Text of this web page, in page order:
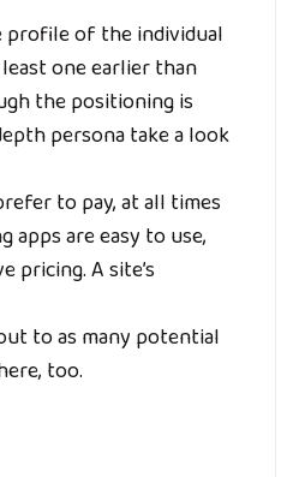
profile of the individual
one earlier than
the positioning is
persona take a look
to pay, at all times
are easy to use,
pricing. A site’s
to as many potential
too.